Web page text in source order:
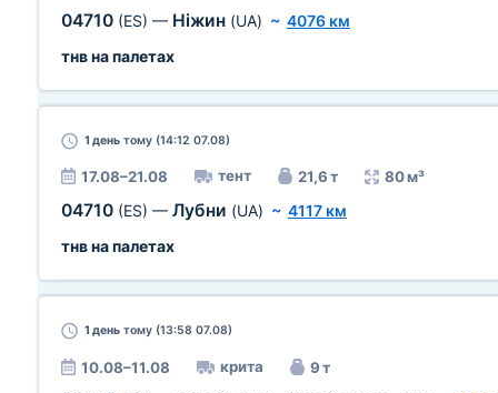
04710 (ES) — Ніжин (UA) ~ 4076 км
тнв на палетах
1 день тому (14:12 07.08)
17.08–21.08 тент 21,6 т 80 м³
04710 (ES) — Лубни (UA) ~ 4117 км
тнв на палетах
1 день тому (13:58 07.08)
10.08–11.08 крита 9 т